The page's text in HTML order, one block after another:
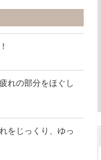
れの部分をほぐし
をじっくり、ゆっ